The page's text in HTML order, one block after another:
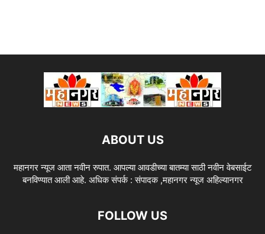
ABOUT US
महानगर न्यूज आता नवीन रुपात. आपल्या आवडीच्या बातम्या साठी नवीन वेबसाईट
बनविण्यात आली आहे. अधिक संपर्क : संपादक ,महानगर न्यूज अहिल्यानगर
FOLLOW US